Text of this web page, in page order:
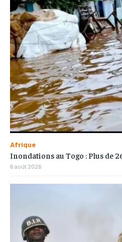
Afrique
Inondations au Togo : Plus de
6 août 2026